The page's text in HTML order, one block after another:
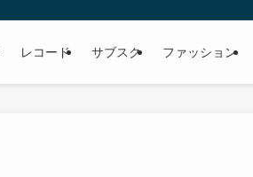
レコード サブスク ファッション